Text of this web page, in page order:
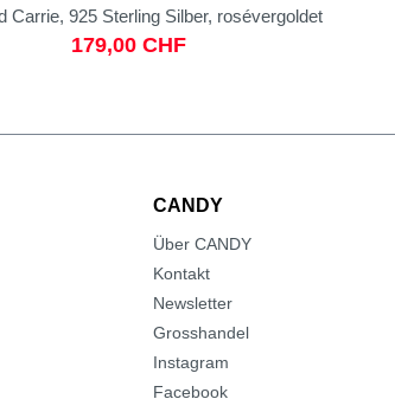
Carrie, 925 Sterling Silber, rosévergoldet
179,00 CHF
CANDY
Über CANDY
Kontakt
Newsletter
Grosshandel
Instagram
Facebook